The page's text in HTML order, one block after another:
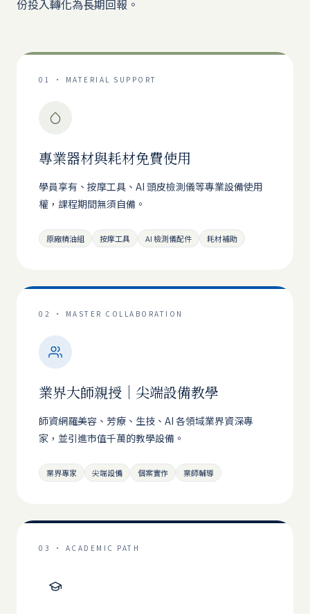
份投入轉化為長期回報。
01 · MATERIAL SUPPORT
專業器材與耗材免費使用
學員享有、按摩工具、AI 頭皮檢測儀等專業設備使用
權，課程期間無須自備。
原廠精油組 按摩工具 AI 檢測儀配件 耗材補助
02 · MASTER COLLABORATION
業界大師親授｜尖端設備教學
師資網羅美容、芳療、生技、AI 各領域業界資深專
家，並引進市值千萬的教學設備。
業界專家 尖端設備 個案實作 業師輔導
03 · ACADEMIC PATH